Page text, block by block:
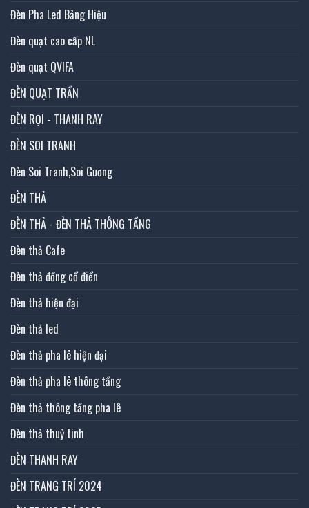
Đèn Pha Led Bảng Hiệu
Đèn quạt cao cấp NL
Đèn quạt QVIFA
ĐÈN QUẠT TRẦN
ĐÈN RỌI - THANH RAY
ĐÈN SOI TRANH
Đèn Soi Tranh,Soi Gương
ĐÈN THẢ
ĐÈN THẢ - ĐÈN THẢ THÔNG TẦNG
Đèn thả Cafe
Đèn thả đồng cổ điển
Đèn thả hiện đại
Đèn thả led
Đèn thả pha lê hiện đại
Đèn thả pha lê thông tầng
Đèn thả thông tầng pha lê
Đèn thả thuỷ tinh
ĐÈN THANH RAY
ĐÈN TRANG TRÍ 2024